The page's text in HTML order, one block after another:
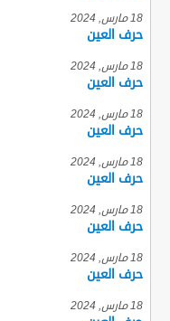
18 مارس, 2024
حرف العين
18 مارس, 2024
حرف العين
18 مارس, 2024
حرف العين
18 مارس, 2024
حرف العين
18 مارس, 2024
حرف العين
18 مارس, 2024
حرف العين
18 مارس, 2024